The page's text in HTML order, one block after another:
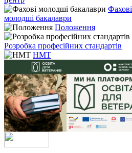
Фахові
молодші бакалаври
Положення
Розробка професійних стандартів
НМТ